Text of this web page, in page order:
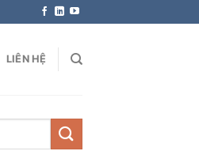
LIÊN HỆ